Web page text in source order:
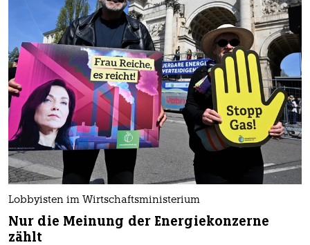
Lobbyisten im Wirtschaftsministerium
Nur die Meinung der Energiekonzerne
zählt